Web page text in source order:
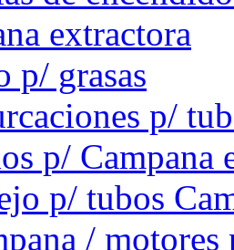
extractora
p/ grasas
p/
p/ Campana
p/ tubos
/